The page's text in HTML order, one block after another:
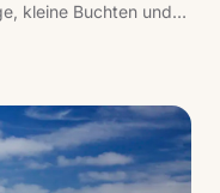
kleine Buchten und